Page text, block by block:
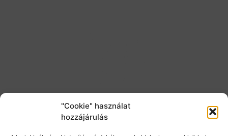
"Cookie" használat
hozzájárulás